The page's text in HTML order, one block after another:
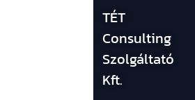
TÉT
Consulting
Szolgáltató
Kft.